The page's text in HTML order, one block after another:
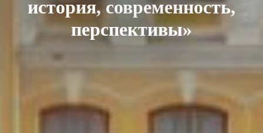
история, современность,
перспективы»